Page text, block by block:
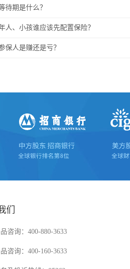
待期是什么？
人、小孩谁应该先配置保险？
保人是赚还是亏？
们
咨询：400-880-3633
咨询：400-160-3633